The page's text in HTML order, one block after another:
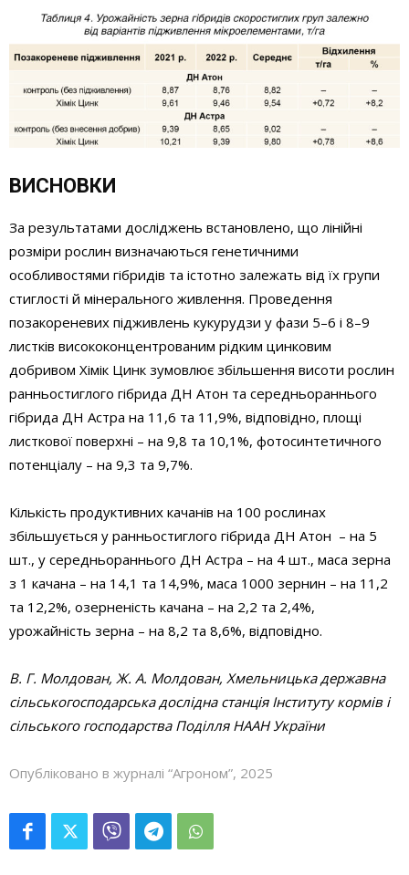
ВИСНОВКИ
За результатами досліджень встановлено, що лінійні
розміри рослин визначаються генетичними
особливостями гібридів та істотно залежать від їх групи
стиглості й мінерального живлення. Проведення
позакореневих підживлень кукурудзи у фази 5–6 і 8–9
листків висококонцентрованим рідким цинковим
добривом Хімік Цинк зумовлює збільшення висоти рослин
ранньостиглого гібрида ДН Атон та середньораннього
гібрида ДН Астра на 11,6 та 11,9%, відповідно, площі
листкової поверхні – на 9,8 та 10,1%, фотосинтетичного
потенціалу – на 9,3 та 9,7%.
Кількість продуктивних качанів на 100 рослинах
збільшується у ранньостиглого гібрида ДН Атон – на 5
шт., у середньораннього ДН Астра – на 4 шт., маса зерна
з 1 качана – на 14,1 та 14,9%, маса 1000 зернин – на 11,2
та 12,2%, озерненість качана – на 2,2 та 2,4%,
урожайність зерна – на 8,2 та 8,6%, відповідно.
В. Г. Молдован, Ж. А. Молдован, Хмельницька державна
сільськогосподарська дослідна станція Інституту кормів і
сільського господарства Поділля НААН України
Опубліковано в журналі “Агроном”, 2025